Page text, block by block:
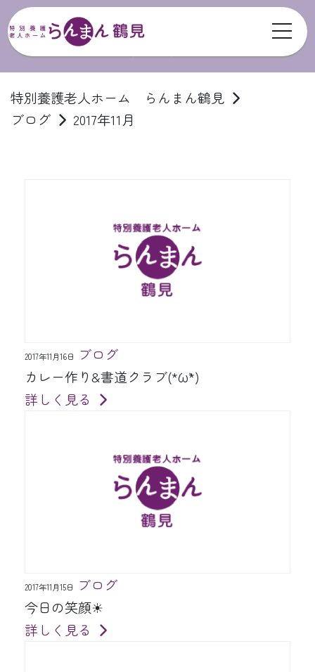
特別養護老人ホーム らんまん鶴見
ブログ
2017年11月
2017年11月16日
ブログ
カレー作り&書道クラブ(*´ω`*)
詳しく見る
2017年11月15日
ブログ
今日の笑顔☀
詳しく見る